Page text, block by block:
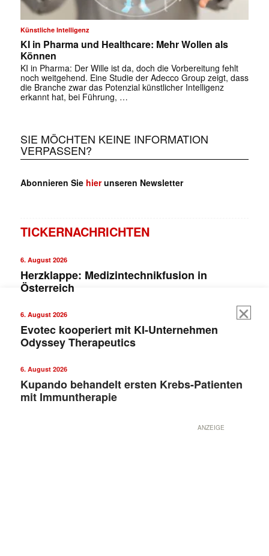
Künstliche Intelligenz
KI in Pharma und Healthcare: Mehr Wollen als
Können
KI in Pharma: Der Wille ist da, doch die Vorbereitung fehlt
noch weitgehend. Eine Studie der Adecco Group zeigt, dass
die Branche zwar das Potenzial künstlicher Intelligenz
erkannt hat, bei Führung, …
SIE MÖCHTEN KEINE INFORMATION
VERPASSEN?
Abonnieren Sie hierunseren Newsletter
TICKERNACHRICHTEN
6. August 2026
Herzklappe: Medizintechnikfusion in
Österreich
6. August 2026
Evotec kooperiert mit KI-Unternehmen
Odyssey Therapeutics
6. August 2026
Kupando behandelt ersten Krebs-Patienten
mit Immuntherapie
ANZEIGE